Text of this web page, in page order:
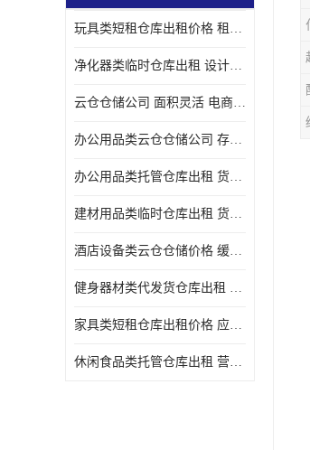
玩具类短租仓库出租价格 租期灵活 智能电商配套
净化器类临时仓库出租 设计简单 电商仓储物流战略合作
云仓仓储公司 面积灵活 电商仓储物流战略合作
办公用品类云仓仓储公司 存货周转很快 电商仓储物流战略整合
办公用品类托管仓库出租 货物装卸方便 电商仓储物流战略合作
建材用品类临时仓库出租 货物装卸方便 仓储供应链配套
酒店设备类云仓仓储价格 缓解企业储存压力 智能电商配套
健身器材类代发货仓库出租 租期灵活 新媒体平台配套
家具类短租仓库出租价格 应用广泛 智能电商配套
休闲食品类托管仓库出租 营造良好环境氛围 垂直电商配套